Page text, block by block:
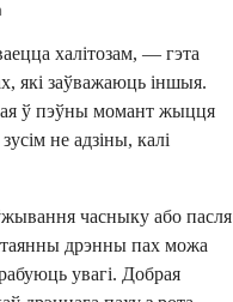
халітозам, — гэта
які заўважаюць іншыя.
ў пэўны момант жыцця
не адзіны, калі
часныку або пасля
дрэнны пах можа
увагі. Добрая